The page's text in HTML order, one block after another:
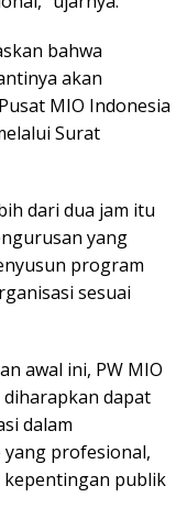
bahwa
akan
MIO Indonesia
Surat
dari dua jam itu
yang
program
sesuai
awal ini, PW MIO
dapat
dalam
profesional,
kepentingan publik